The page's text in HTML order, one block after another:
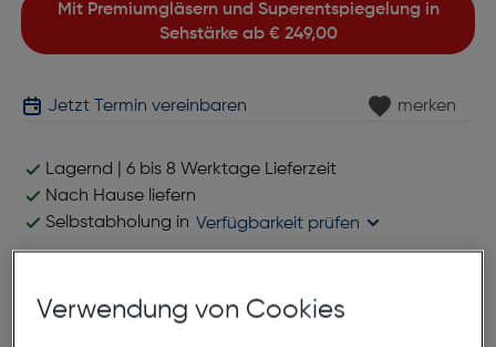
Mit Premiumgläsern und Superentspiegelung in
Sehstärke ab € 249,00
Jetzt Termin vereinbaren merken
Lagernd | 6 bis 8 Werktage Lieferzeit
Nach Hause liefern
Selbstabholung in Verfügbarkeit prüfen
Produktbeschreibung
Verwendung von Cookies